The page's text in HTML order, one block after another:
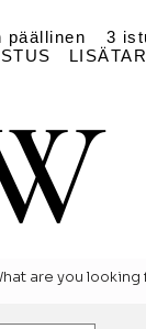
päällinen
3